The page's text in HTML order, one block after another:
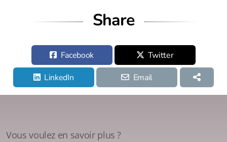
Share
Facebook
Twitter
LinkedIn
Email
Vous voulez en savoir plus ?